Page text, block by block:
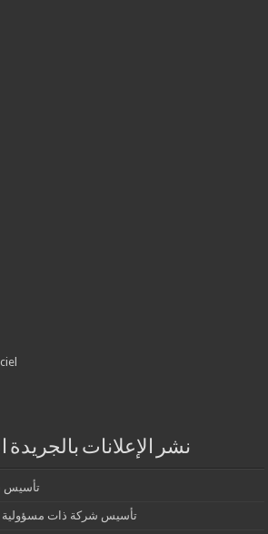
نشر الإعلانات
تأسيس
تأسيس شركة ذات مسؤولية